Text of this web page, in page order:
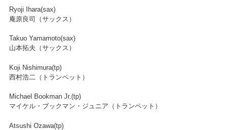
Ryoji Ihara(sax)
庵原良司（サックス）
Takuo Yamamoto(sax)
山本拓夫（サックス）
Koji Nishimura(tp)
西村浩二（トランペット）
Michael Bookman Jr.(tp)
マイケル・ブックマン・ジュニア（トランペット）
Atsushi Ozawa(tp)